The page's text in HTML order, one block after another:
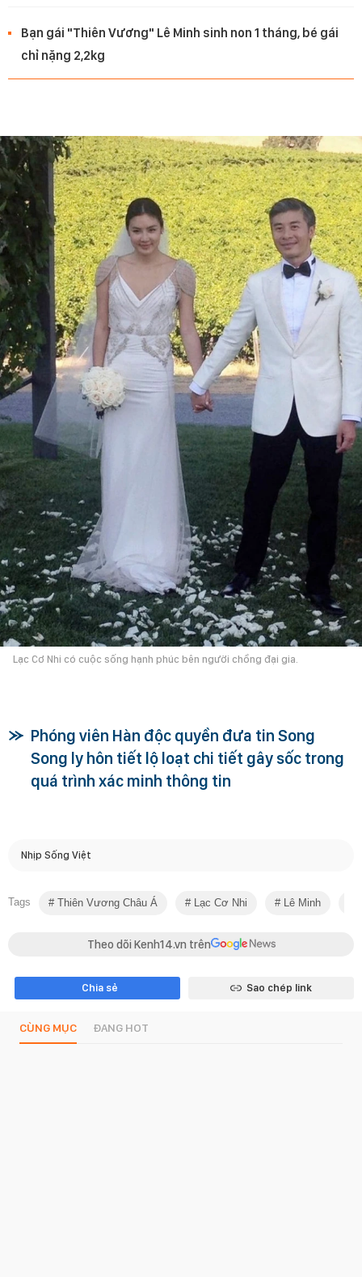
Bạn gái "Thiên Vương" Lê Minh sinh non 1 tháng, bé gái
chỉ nặng 2,2kg
Lạc Cơ Nhi có cuộc sống hạnh phúc bên người chồng đại gia.
Phóng viên Hàn độc quyền đưa tin Song
Song ly hôn tiết lộ loạt chi tiết gây sốc trong
quá trình xác minh thông tin
Nhịp Sống Việt
Tags Thiên Vương Châu Á Lạc Cơ Nhi Lê Minh
Theo dõi Kenh14.vn trên
Chia sẻ Sao chép link
CÙNG MỤC ĐANG HOT